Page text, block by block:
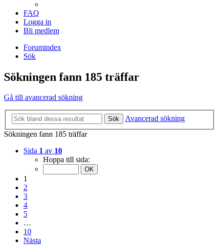
FAQ
Logga in
Bli medlem
Forumindex
Sök
Sökningen fann 185 träffar
Gå till avancerad sökning
Sök
Avancerad sökning
Sökningen fann 185 träffar
Sida 1 av 10
Hoppa till sida:
1
2
3
4
5
…
10
Nästa